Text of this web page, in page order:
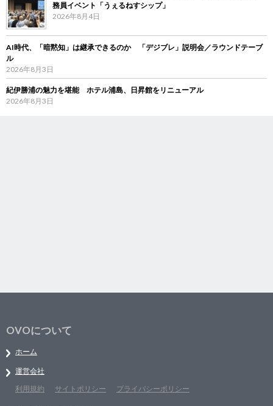
務員イベント「うぇるねすシップ」
2026年8月4日
AI時代、「暗黙知」は継承できるのか 「デジブレ」説明会／ラウンドテーブ
ル
2026年8月3日
紀伊勝浦の魅力を堪能 ホテル浦島、日昇館をリニューアル
2026年8月3日
OVOについて
ホーム
運営会社
利用規約
サイトポリシー プライバシーポリシー